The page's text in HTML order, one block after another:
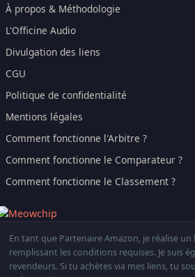
À propos & Méthodologie
L'Officine Audio
Divulgation des liens
CGU
Politique de confidentialité
Mentions légales
Comment fonctionne l'Arbitre ?
Comment fonctionne le Comparateur ?
Comment fonctionne le Classement ?
En tant que Partenaire Amazon, je réalise
remplissant les conditions requises. Je suis
revendeurs. Si tu achètes via mes liens, tu